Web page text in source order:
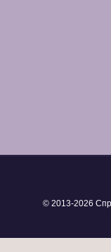
© 2013-2026